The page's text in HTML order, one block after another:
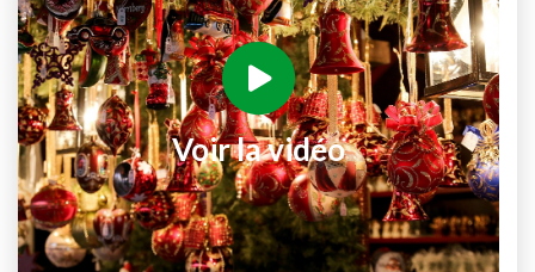
Voir la vidéo